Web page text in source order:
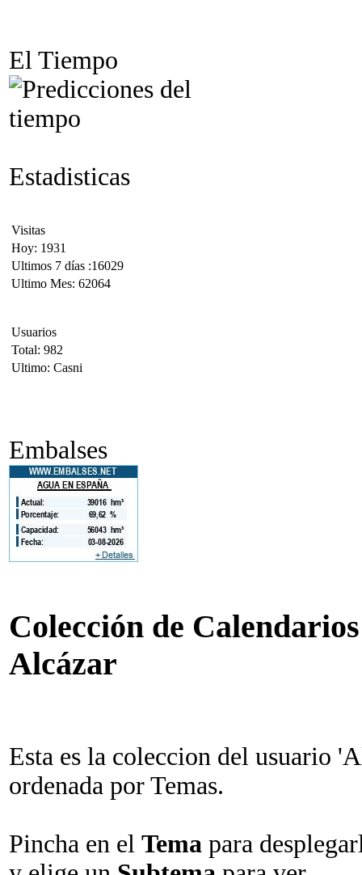
El Tiempo
Estadisticas
Visitas
Hoy: 1931
Ultimos 7 días :16029
Ultimo Mes: 62064
Usuarios
Total: 982
Ultimo: Casni
Embalses
Colección de
Alcázar
Esta es la coleccion del usuario
ordenada por Temas.
Pincha en el Tema para